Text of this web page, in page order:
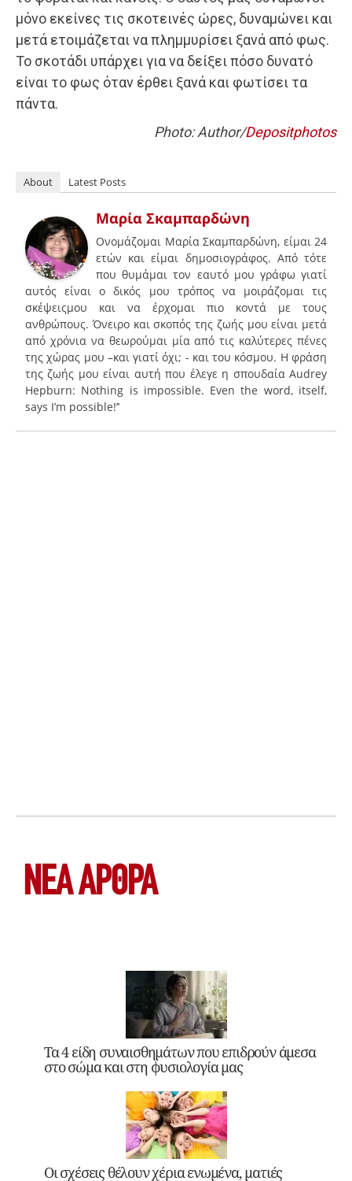
μόνο εκείνες τις σκοτεινές ώρες, δυναμώνει και
μετά ετοιμάζεται να πλημμυρίσει ξανά από φως.
Το σκοτάδι υπάρχει για να δείξει πόσο δυνατό
είναι το φως όταν έρθει ξανά και φωτίσει τα
πάντα.
Photo: Author/Depositphotos
About Latest Posts
Μαρία Σκαμπαρδώνη
Ονομάζομαι Μαρία Σκαμπαρδώνη, είμαι 24
ετών και είμαι δημοσιογράφος. Από τότε
που θυμάμαι τον εαυτό μου γράφω γιατί
αυτός είναι ο δικός μου τρόπος να μοιράζομαι τις
σκέψειςμου και να έρχομαι πιο κοντά με τους
ανθρώπους. Όνειρο και σκοπός της ζωής μου είναι μετά
από χρόνια να θεωρούμαι μία από τις καλύτερες πένες
της χώρας μου –και γιατί όχι; - και του κόσμου. Η φράση
της ζωής μου είναι αυτή που έλεγε η σπουδαία Audrey
Hepburn: Nothing is impossible. Even the word, itself,
says I’m possible!’’
ΝΕΑ ΆΡΘΡΑ
Τα 4 είδη συναισθημάτων που επιδρούν άμεσα
στο σώμα και στη φυσιολογία μας
Οι σχέσεις θέλουν χέρια ενωμένα, ματιές